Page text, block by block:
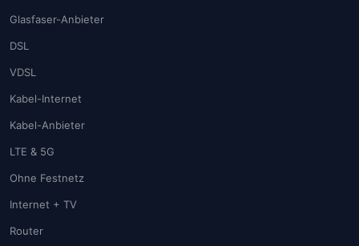
Glasfaser-Anbieter
DSL
VDSL
Kabel-Internet
Kabel-Anbieter
LTE & 5G
Ohne Festnetz
Internet + TV
Router